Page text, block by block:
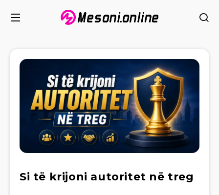
Si të krijoni autoritet në treg